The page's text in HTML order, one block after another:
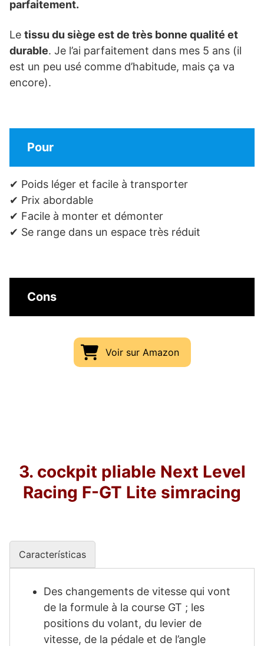
parfaitement.
Le tissu du siège est de très bonne qualité et
durable. Je l’ai parfaitement dans mes 5 ans (il
est un peu usé comme d’habitude, mais ça va
encore).
Pour
✔ Poids léger et facile à transporter
✔ Prix abordable
✔ Facile à monter et démonter
✔ Se range dans un espace très réduit
Cons
Voir sur Amazon
3. cockpit pliable Next Level
Racing F-GT Lite simracing
Características
Des changements de vitesse qui vont
de la formule à la course GT ; les
positions du volant, du levier de
vitesse, de la pédale et de l’angle